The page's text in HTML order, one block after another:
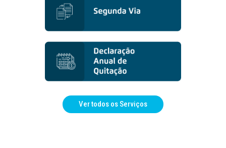
Ver todos os Serviços